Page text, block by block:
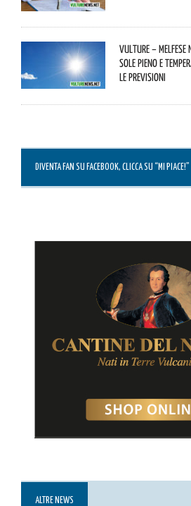
Vulture – melfese
sole pieno e
le previsioni
DIVENTA FAN SU FACEBOOK, CLICCA SU “MI PIACE!”
ALTRE NEWS